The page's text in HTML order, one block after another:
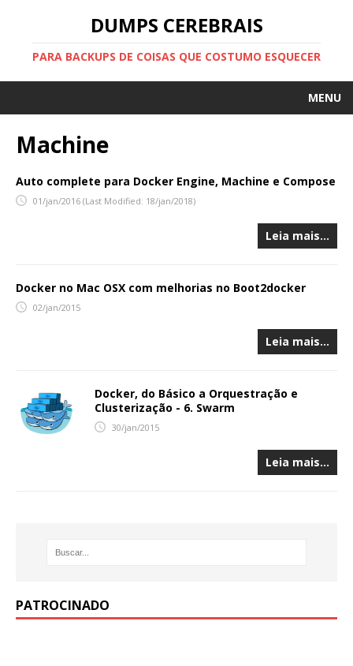
DUMPS CEREBRAIS
PARA BACKUPS DE COISAS QUE COSTUMO ESQUECER
MENU
SITE PESSOAL
Machine
Auto complete para Docker Engine, Machine e Compose
01/jan/2016 (Last Modified: 18/jan/2018)
Leia mais…
Docker no Mac OSX com melhorias no Boot2docker
02/jan/2015
Leia mais…
Docker, do Básico a Orquestração e
Clusterização - 6. Swarm
30/jan/2015
Leia mais…
PATROCINADO